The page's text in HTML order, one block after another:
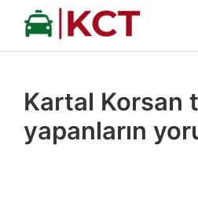
İçeriğe
Kartal Korsan
yapanların